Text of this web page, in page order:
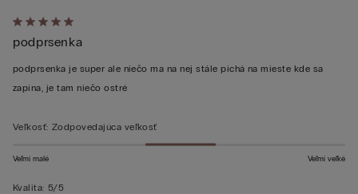
Hodnotenie:
5
z 5
podprsenka
podprsenka je super ale niečo ma na nej stále pichá na mieste kde sa
zapína, je tam niečo ostré
Veľkosť: Zodpovedajúca veľkosť
Veľmi malé Veľmi veľké
Kvalita: 5/5